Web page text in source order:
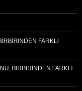
FARKLI
BIRBIRINDEN FARKLI